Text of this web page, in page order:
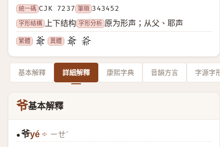
統一碼 CJK 7237 筆順 343452
字形結構
上下结构 字形分析 原为形声；从父、耶声
繁體 異體
基本解釋 詳細解釋 康熙字典 音韻方言 字源字
爷基本解釋
●爷yé ㄧㄝˊ